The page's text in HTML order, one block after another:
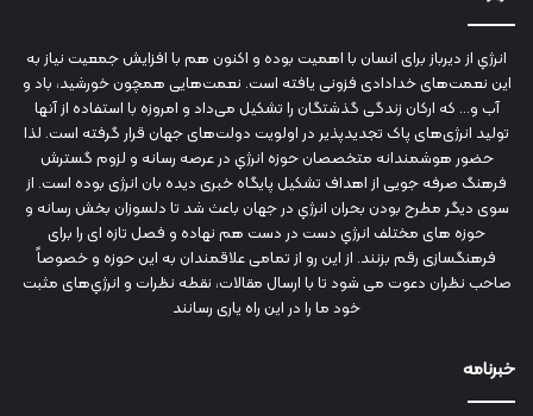
انرژي‌ از دیرباز برای انسان با اهمیت بوده و اکنون هم با افزایش جمعیت نیاز به
این نعمت‌های خدادادی فزونی یافته است. نعمت‌هایی همچون خورشید، باد و
آب و... که ارکان زندگی گذشتگان را تشکیل می‌داد و امروزه با استفاده از آنها
تولید انرژی‌های پاک تجدیدپذیر در اولویت دولت‌های جهان قرار گرفته است. لذا
حضور هوشمندانه متخصصان حوزه انرژي در عرصه رسانه و لزوم گسترش
فرهنگ صرفه جویی از اهداف تشکیل پایگاه خبری دیده بان انرژی بوده است. از
سوی دیگر مطرح بودن بحران انرژي در جهان باعث شد تا دلسوزان بخش رسانه و
حوزه های مختلف انرژي دست در دست هم نهاده و فصل تازه ای را برای
فرهنگسازی رقم بزنند. از این رو از تمامی علاقمندان به این حوزه و خصوصاً
صاحب نظران دعوت می شود تا با ارسال مقالات، نقطه نظرات و انرژي‌های مثبت
خود ما را در این راه یاری رسانند
خبرنامه